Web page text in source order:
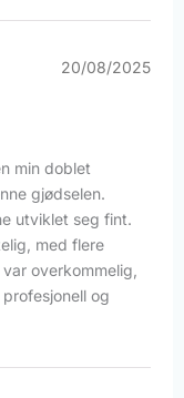
20/08/2025
min doblet
gjødselen.
utviklet seg fint.
med flere
overkommelig,
og